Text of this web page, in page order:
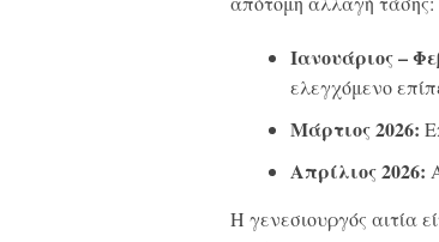
Ιανουάριος –
ελεγχόμενο
Μάρτιος 2026:
Απρίλιος 2026:
Η γενεσιουργός αιτία